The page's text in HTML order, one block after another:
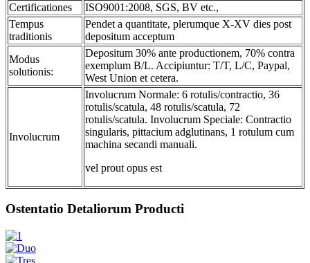
Certificationes
ISO9001:2008, SGS, BV etc.,
Tempus
traditionis
Pendet a quantitate, plerumque X-XV dies post
depositum acceptum
Modus
solutionis:
Depositum 30% ante productionem, 70% contra
exemplum B/L. Accipiuntur: T/T, L/C, Paypal,
West Union et cetera.
Involucrum
Involucrum Normale: 6 rotulis/contractio, 36
rotulis/scatula, 48 rotulis/scatula, 72
rotulis/scatula. Involucrum Speciale: Contractio
singularis, pittacium adglutinans, 1 rotulum cum
machina secandi manuali.
vel prout opus est
Ostentatio Detaliorum Producti